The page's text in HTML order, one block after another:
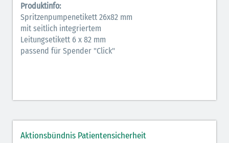
Produktinfo:
Spritzenpumpenetikett 26x82 mm
mit seitlich integriertem
Leitungsetikett 6 x 82 mm
passend für Spender "Click"
Aktionsbündnis Patientensicherheit